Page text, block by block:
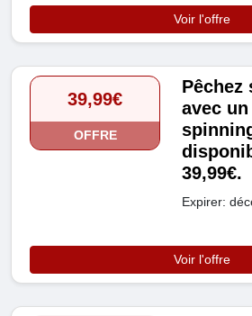
Voir l'offre
39,99€
OFFRE
Pêchez
avec
39,99€.
Expirer:
Voir l'offre